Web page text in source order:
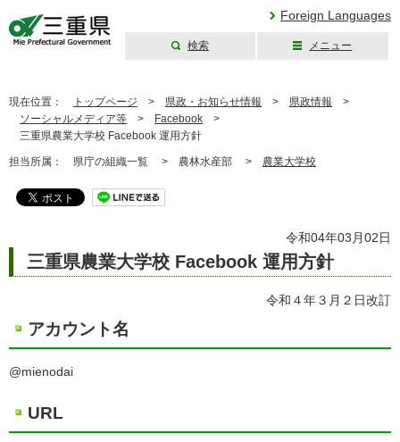
Foreign Languages
検索 メニュー
現在位置： トップページ > 県政・お知らせ情報 > 県政情報 >
ソーシャルメディア等 > Facebook >
三重県農業大学校 Facebook 運用方針
担当所属： 県庁の組織一覧 > 農林水産部 > 農業大学校
令和04年03月02日
三重県農業大学校 Facebook 運用方針
令和４年３月２日改訂
アカウント名
@mienodai
URL